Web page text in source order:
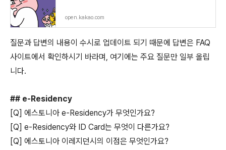
open.kakao.com
질문과 답변의 내용이 수시로 업데이트 되기 때문에 답변은 FAQ
사이트에서 확인하시기 바라며, 여기에는 주요 질문만 일부 올립
니다.
## e-Residency
[Q] 에스토니아 e-Residency가 무엇인가요?
[Q] e-Residency와 ID Card는 무엇이 다른가요?
[Q] 에스토니아 이레지던시의 이점은 무엇인가요?